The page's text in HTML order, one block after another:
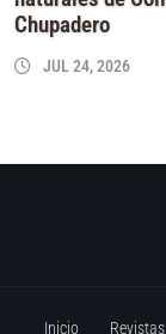
Chupadero
JUL 24, 2026
Inicio Revistas